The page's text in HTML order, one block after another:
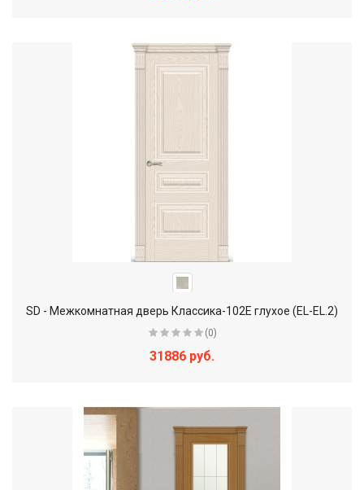
SD - Межкомнатная дверь Классика-102Е глухое (EL-EL.2)
(0)
31886 руб.